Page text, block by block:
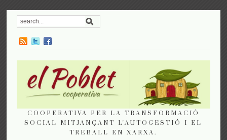
COOPERATIVA PER LA TRANSFORMACIÓ
SOCIAL MITJANÇANT L'AUTOGESTIÓ I EL
TREBALL EN XARXA.